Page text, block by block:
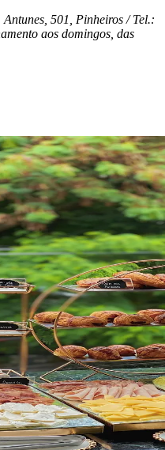
Antunes, 501, Pinheiros / Tel.:
aos domingos, das